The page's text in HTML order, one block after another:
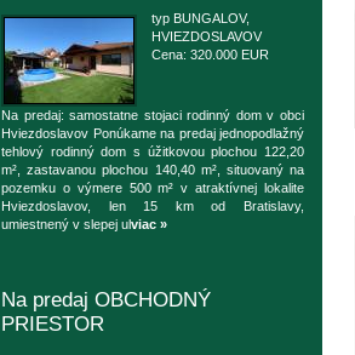
typ BUNGALOV,
HVIEZDOSLAVOV
Cena: 320.000 EUR
Na predaj: samostatne stojaci rodinný dom v obci
Hviezdoslavov Ponúkame na predaj jednopodlažný
tehlový rodinný dom s úžitkovou plochou 122,20
m², zastavanou plochou 140,40 m², situovaný na
pozemku o výmere 500 m² v atraktívnej lokalite
Hviezdoslavov, len 15 km od Bratislavy,
umiestnený v slepej ulviac »
Na predaj OBCHODNÝ
PRIESTOR